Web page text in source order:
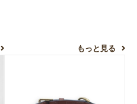
もっと見る